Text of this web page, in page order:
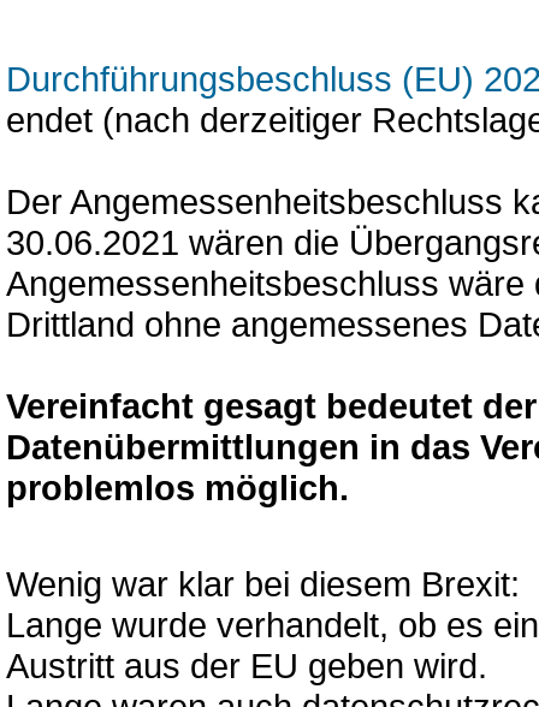
Durchführungsbeschluss (EU)
endet (nach derzeitiger
Der Angemessenheitsbeschluss
30.06.2021 wären die
Angemessenheitsbeschluss
Drittland ohne angemessenes
Vereinfacht gesagt bedeutet
Datenübermittlungen in das
problemlos möglich.
Wenig war klar bei diesem Brexit:
Lange wurde verhandelt, ob es
Austritt aus der EU geben wird.